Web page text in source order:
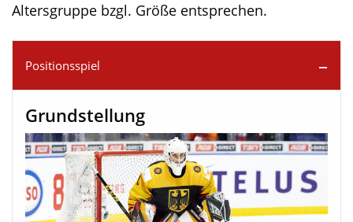
Altersgruppe bzgl. Größe entsprechen.
Positionsspiel
Grundstellung